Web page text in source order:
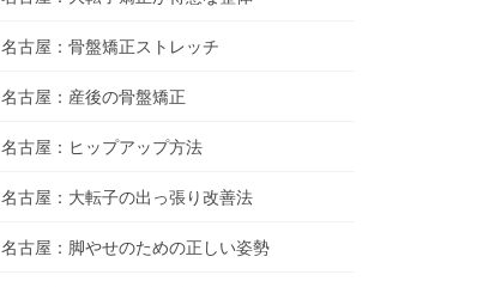
名古屋：骨盤矯正ストレッチ
名古屋：産後の骨盤矯正
名古屋：ヒップアップ方法
名古屋：大転子の出っ張り改善法
名古屋：脚やせのための正しい姿勢